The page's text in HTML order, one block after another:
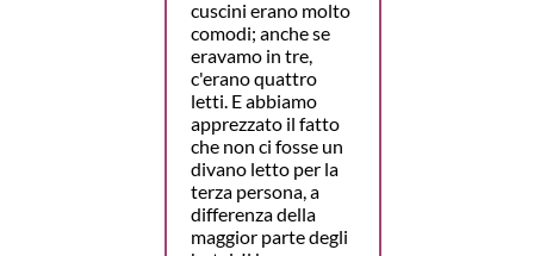
cuscini erano molto
comodi; anche se
eravamo in tre,
c'erano quattro
letti. E abbiamo
apprezzato il fatto
che non ci fosse un
divano letto per la
terza persona, a
differenza della
maggior parte degli